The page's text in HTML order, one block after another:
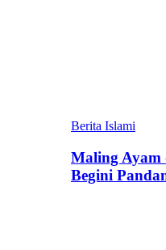
Berita Islami
Maling Ayam
Begini